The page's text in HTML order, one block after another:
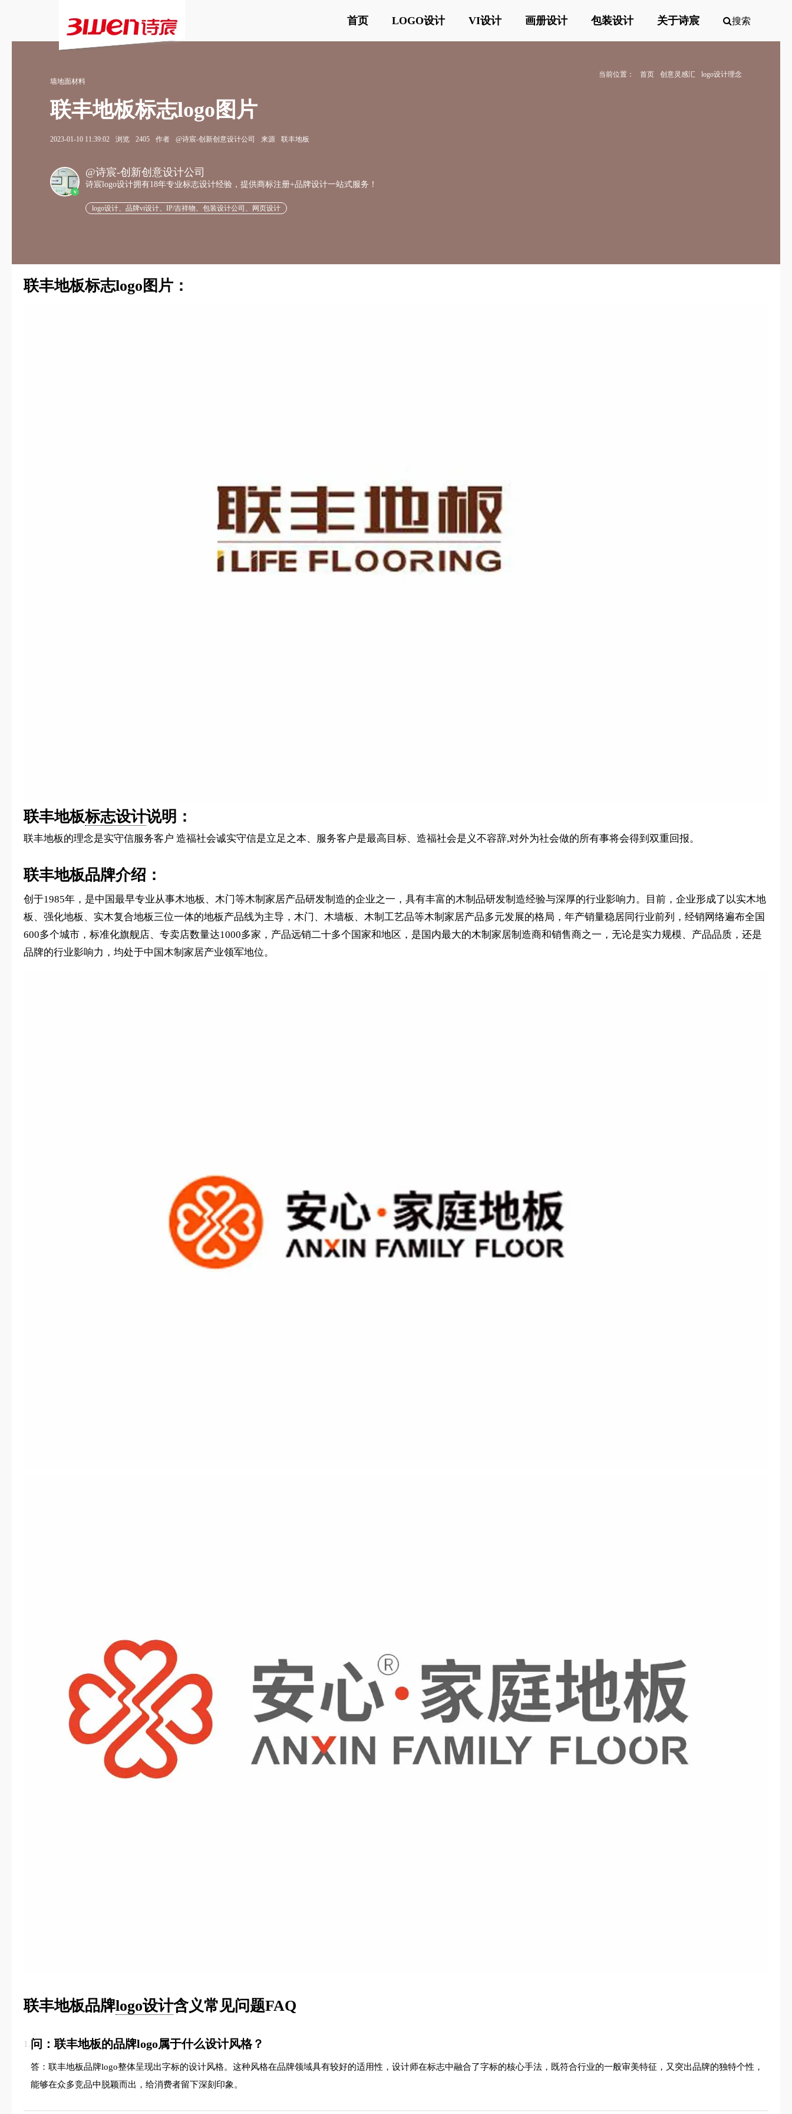
首页 LOGO设计 VI设计 画册设计 包装设计 关于诗宸 搜索
当前位置： 首页 创意灵感汇
logo设计理念
墙地面材料
联丰地板标志logo图片
2023-01-10 11:39:02 浏览 2405 作者 @诗宸-创新创意设计公司 来源 联丰地板
v
@诗宸-创新创意设计公司
诗宸logo设计拥有18年专业标志设计经验，提供商标注册+品牌设计一站式服务！
logo设计、品牌vi设计、IP/吉祥物、包装设计公司、网页设计
联丰地板标志logo图片：
联丰地板标志设计说明：
联丰地板的理念是实守信服务客户 造福社会诚实守信是立足之本、服务客户是最高目标、造福社会是义不容辞,对外为社会做的所有事将会得到双重回报。
联丰地板品牌介绍：
创于1985年，是中国最早专业从事木地板、木门等木制家居产品研发制造的企业之一，具有丰富的木制品研发制造经验与深厚的行业影响力。目前，企业形成了以实木地
板、强化地板、实木复合地板三位一体的地板产品线为主导，木门、木墙板、木制工艺品等木制家居产品多元发展的格局，年产销量稳居同行业前列，经销网络遍布全国
600多个城市，标准化旗舰店、专卖店数量达1000多家，产品远销二十多个国家和地区，是国内最大的木制家居制造商和销售商之一，无论是实力规模、产品品质，还是
品牌的行业影响力，均处于中国木制家居产业领军地位。
联丰地板品牌logo设计含义常见问题FAQ
1.问：联丰地板的品牌logo属于什么设计风格？
答：联丰地板品牌logo整体呈现出字标的设计风格。这种风格在品牌领域具有较好的适用性，设计师在标志中融合了字标的核心手法，既符合行业的一般审美特征，又突出品牌的独特个性，
能够在众多竞品中脱颖而出，给消费者留下深刻印象。